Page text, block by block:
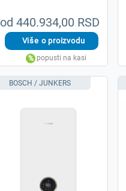
od 440.934,00 RSD
BOSCH / JUNKERS